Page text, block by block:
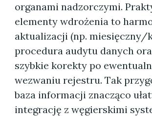
organami nadzorczymi.
elementy wdrożenia to
aktualizacji (np. miesięczny/
procedura audytu danych
szybkie korekty po
wezwaniu rejestru. Tak
baza informacji znacząco
integrację z węgierskimi